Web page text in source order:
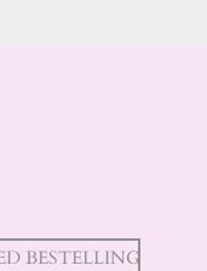
BESTELLING